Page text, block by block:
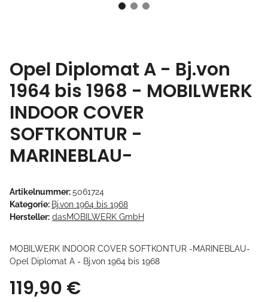
Opel Diplomat A - Bj.von
1964 bis 1968 - MOBILWERK
INDOOR COVER
SOFTKONTUR -
MARINEBLAU-
Artikelnummer:5061724
Kategorie: Bj.von 1964 bis 1968
Hersteller: dasMOBILWERK GmbH
MOBILWERK INDOOR COVER SOFTKONTUR -MARINEBLAU-
Opel Diplomat A - Bj.von 1964 bis 1968
119,90 €